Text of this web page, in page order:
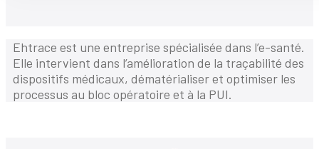
Ehtrace est une entreprise spécialisée dans l’e-santé.
Elle intervient dans l’amélioration de la traçabilité des
dispositifs médicaux, dématérialiser et optimiser les
processus au bloc opératoire et à la PUI.